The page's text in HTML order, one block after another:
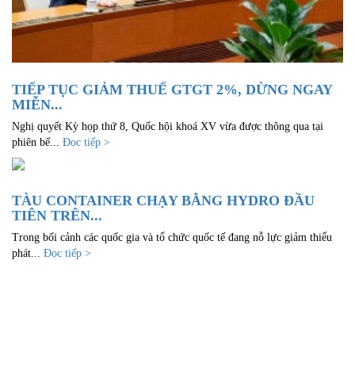
TIẾP TỤC GIẢM THUẾ GTGT 2%, DỪNG NGAY
MIỄN...
Nghị quyết Kỳ họp thứ 8, Quốc hội khoá XV vừa được thông qua tại
phiên bế... Đọc tiếp >
TÀU CONTAINER CHẠY BẰNG HYDRO ĐẦU
TIÊN TRÊN...
Trong bối cảnh các quốc gia và tổ chức quốc tế đang nỗ lực giảm thiểu
phát... Đọc tiếp >